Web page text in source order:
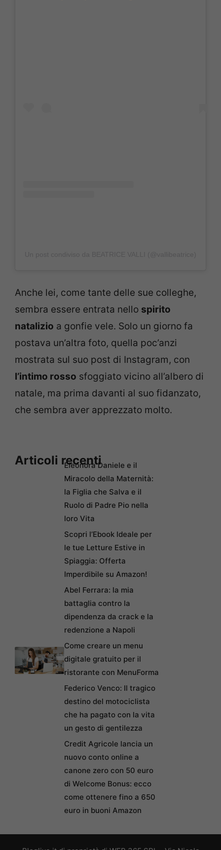
Anche lei, come tante delle sue colleghe,
sembra essere entrata nello spirito
natalizio a gonfie vele. Solo un giorno fa
postava un’altra foto, quella poc’anzi
mostrata sul suo post di Instagram, con
l’intimo rosso sfoggiato vicino all’albero di
natale, ma prima davanti al suo fidanzato,
che sembra aver apprezzato molto.
Articoli recentiEleonora Daniele e il
Miracolo della Maternità:
la Figlia che Salva e il
Ruolo di Padre Pio nella
loro Vita
Scopri l’Ebook Ideale per
le tue Letture Estive in
Spiaggia: Offerta
Imperdibile su Amazon!
Abel Ferrara: la mia
battaglia contro la
dipendenza da crack e la
redenzione a Napoli
Come creare un menu
digitale gratuito per il
ristorante con MenuForma
Federico Venco: Il tragico
destino del motociclista
che ha pagato con la vita
un gesto di gentilezza
Credit Agricole lancia un
nuovo conto online a
canone zero con 50 euro
di Welcome Bonus: ecco
come ottenere fino a 650
euro in buoni Amazon